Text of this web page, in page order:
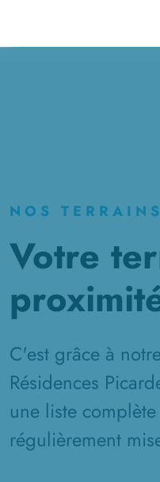
NOS
Votre
C'est grâce à
Résidences
une liste
régulièrement